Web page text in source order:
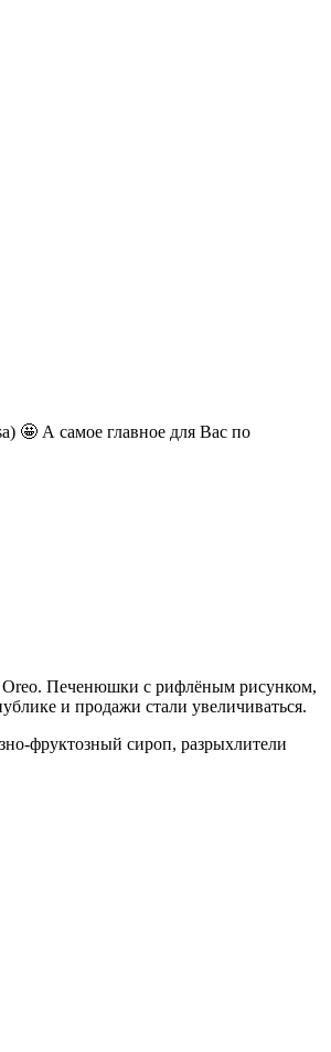
🤩 А самое главное для Вас по
Oreo. Печенюшки с рифлёным рисунком,
и продажи стали увеличиваться.
фруктозный сироп, разрыхлители